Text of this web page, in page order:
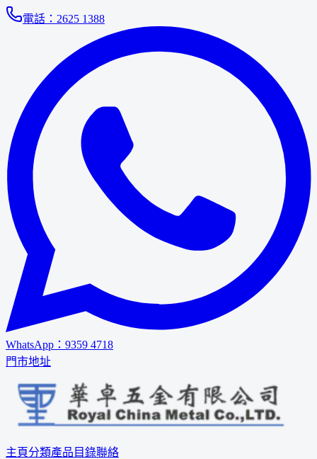
電話： 2625 1388
WhatsApp： 9359 4718
門市地址
主頁分類產品 目錄聯絡